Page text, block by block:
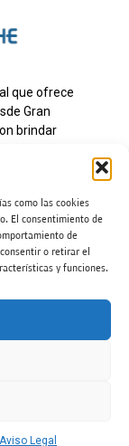
como las cookies
El consentimiento de
de
o retirar el
y funciones.
Aviso Legal
que ofrece
Gran
brindar